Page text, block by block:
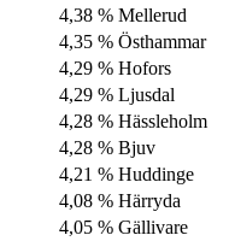
4,38 % Mellerud
4,35 % Östhammar
4,29 % Hofors
4,29 % Ljusdal
4,28 % Hässleholm
4,28 % Bjuv
4,21 % Huddinge
4,08 % Härryda
4,05 % Gällivare